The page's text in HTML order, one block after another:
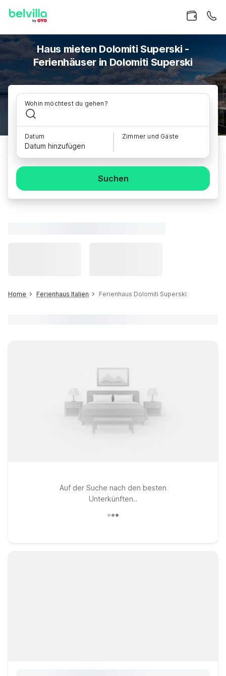
Haus mieten Dolomiti Superski -
Ferienhäuser in Dolomiti Superski
Wohin möchtest du gehen?
Datum
Datum hinzufügen
Zimmer und Gäste
Suchen
Home Ferienhaus Italien Ferienhaus Dolomiti Superski
Auf der Suche nach den besten
Unterkünften..